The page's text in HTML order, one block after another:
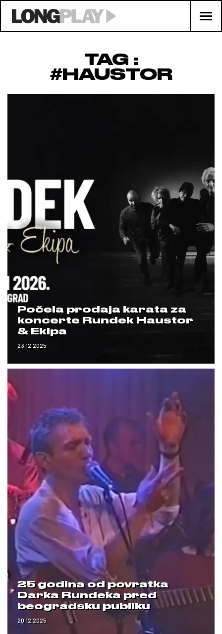
TAG :
#HAUSTOR
Počela prodaja karata za
koncerte Rundek Haustor
& Ekipa
23.12.2025
25 godina od povratka
Darka Rundeka pred
beogradsku publiku
20.12.2025